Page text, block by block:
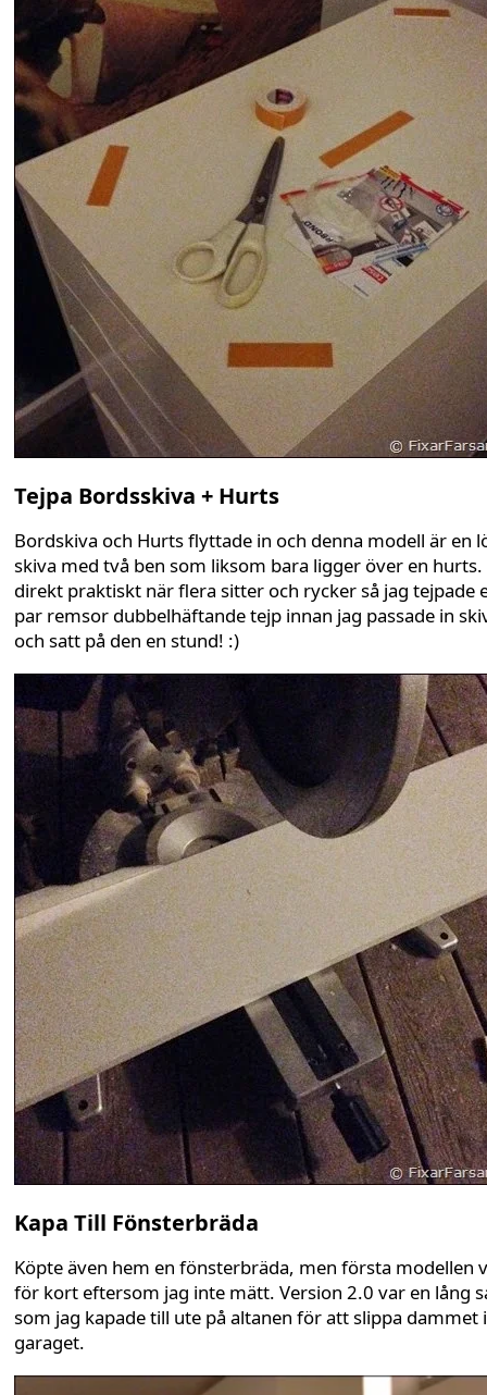
Tejpa Bordsskiva + Hurts
Bordskiva och Hurts flyttade in och denna modell är en
skiva med två ben som liksom bara ligger över en
direkt praktiskt när flera sitter och rycker så jag tejpade
par remsor dubbelhäftande tejp innan jag passade in
och satt på den en stund! :)
Kapa Till Fönsterbräda
Köpte även hem en fönsterbräda, men första modellen
för kort eftersom jag inte mätt. Version 2.0 var en lång
som jag kapade till ute på altanen för att slippa dammet i
garaget.